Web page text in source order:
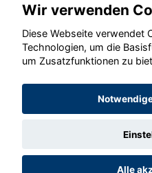
©
Wir verwenden
Diese Webseite verwendet
Technologien, um die
um Zusatzfunktionen zu
Alle